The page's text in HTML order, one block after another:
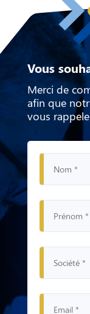
Vous
Merci de
afin que
vous